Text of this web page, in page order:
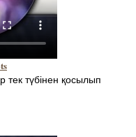
тек түбінен қосылып